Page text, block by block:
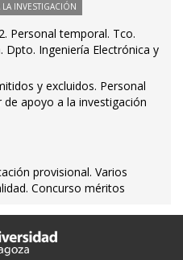
INVESTIGACIÓN
Personal temporal. Tco.
Ingeniería Electrónica y
y excluidos. Personal
apoyo a la investigación
provisional. Varios
Concurso méritos